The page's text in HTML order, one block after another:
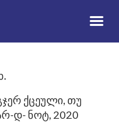
ქცეული, თუ
დ- ნოტ, 2020